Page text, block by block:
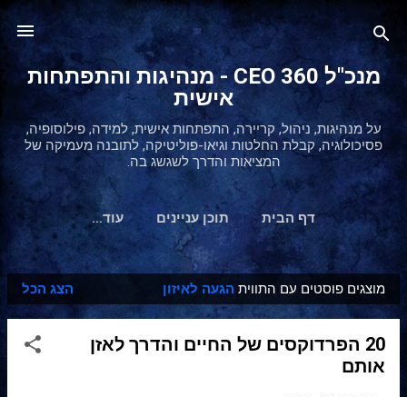
דילוג לתוכן הראשי
מנכ"ל 360 CEO - מנהיגות והתפתחות
אישית
על מנהיגות, ניהול, קריירה, התפתחות אישית, למידה, פילוסופיה,
פסיכולוגיה, קבלת החלטות וגיאו-פוליטיקה, לתובנה מעמיקה של
המציאות והדרך לשגשג בה.
דף הבית תוכן עניינים ‏עוד…
ר
ש
מוצגים פוסטים עם התווית הגעה לאיזון הצג הכל
20 הפרדוקסים של החיים והדרך לאזן
אותם